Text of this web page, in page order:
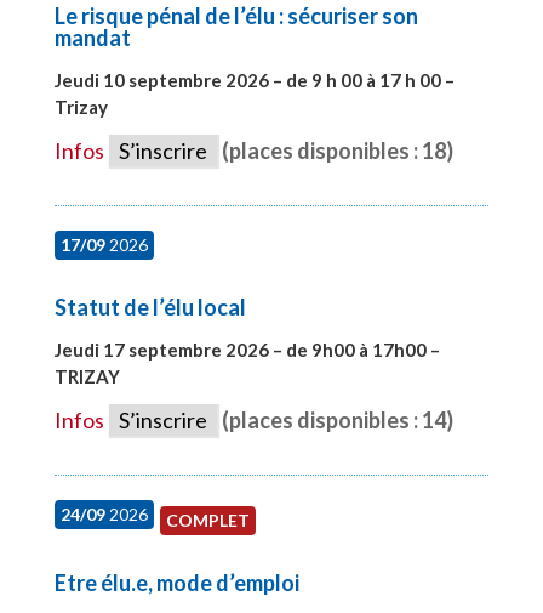
Le risque pénal de l’élu : sécuriser son
mandat
Jeudi 10 septembre 2026 – de 9 h 00 à 17 h 00 –
Trizay
Infos S’inscrire (places disponibles : 18)
17/092026
Statut de l’élu local
Jeudi 17 septembre 2026 – de 9h00 à 17h00 –
TRIZAY
Infos S’inscrire (places disponibles : 14)
24/092026 COMPLET
Etre élu.e, mode d’emploi